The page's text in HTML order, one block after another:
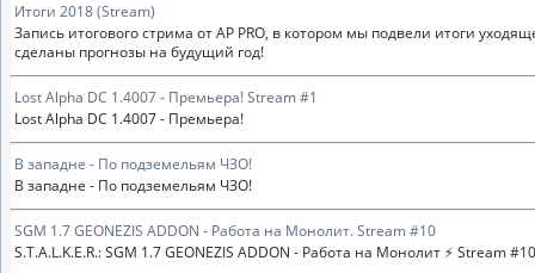
Итоги 2018 (Stream)
Запись итогового стрима от AP PRO, в котором мы подвели итоги
сделаны прогнозы на будущий год!
Lost Alpha DC 1.4007 - Премьера! Stream #1
Lost Alpha DC 1.4007 - Премьера!
В западне - По подземельям ЧЗО!
В западне - По подземельям ЧЗО!
SGM 1.7 GEONEZIS ADDON - Работа на Монолит. Stream #10
S.T.A.L.K.E.R.: SGM 1.7 GEONEZIS ADDON - Работа на Монолит ⚡ Stream #10